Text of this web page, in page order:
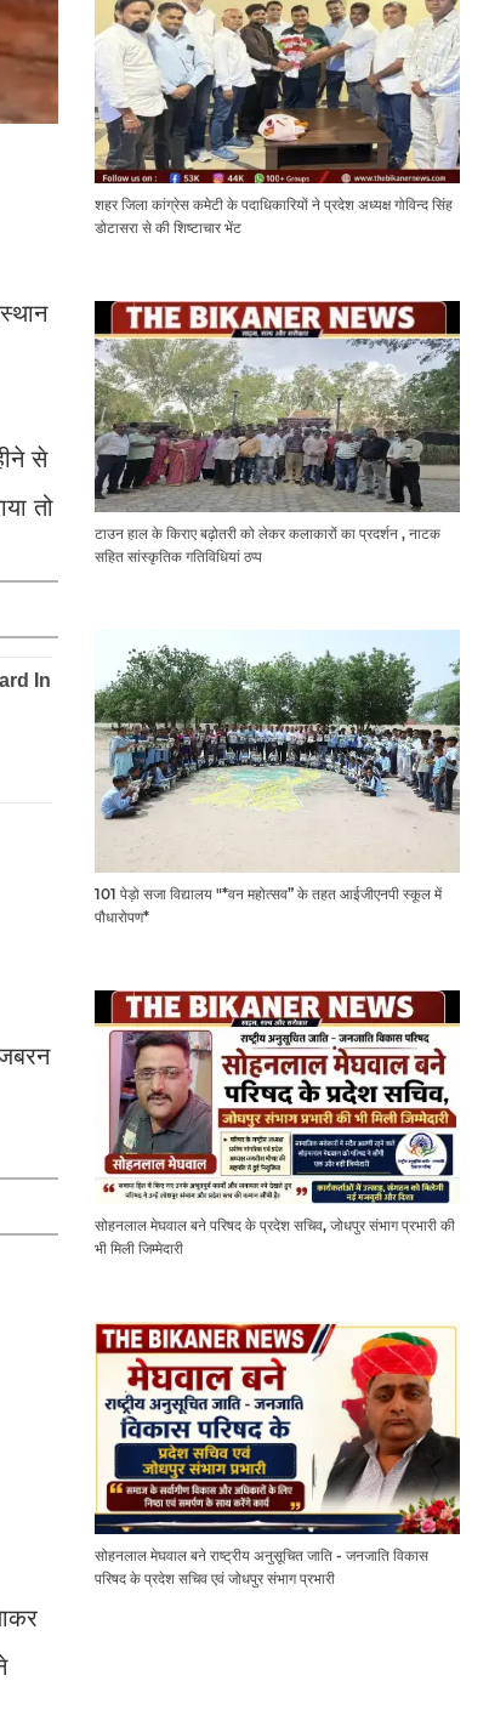
से
तो
शहर जिला कांग्रेस कमेटी के पदाधिकारियों ने प्रदेश अध्यक्ष गोविन्द सिंह
डोटासरा से की शिष्टाचार भेंट
टाउन हाल के किराए बढ़ोतरी को लेकर कलाकारों का प्रदर्शन , नाटक
सहित सांस्कृतिक गतिविधियां ठप्प
101 पेड़ो सजा विद्यालय "*वन महोत्सव” के तहत आईजीएनपी स्कूल में
पौधारोपण*
सोहनलाल मेघवाल बने परिषद के प्रदेश सचिव, जोधपुर संभाग प्रभारी की
भी मिली जिम्मेदारी
सोहनलाल मेघवाल बने राष्ट्रीय अनुसूचित जाति - जनजाति विकास
परिषद के प्रदेश सचिव एवं जोधपुर संभाग प्रभारी